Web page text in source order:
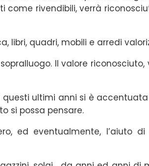
come rivendibili, verrà
quadri, mobili e arredi
Il valore riconosciuto,
questi ultimi anni si è
si possa pensare.
ed eventualmente, l’aiuto